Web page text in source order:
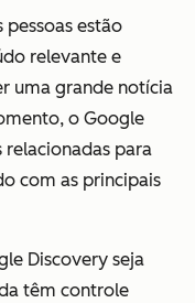
estão
relevante e
uma grande notícia
o Google
relacionadas para
com as principais
Discovery seja
têm controle